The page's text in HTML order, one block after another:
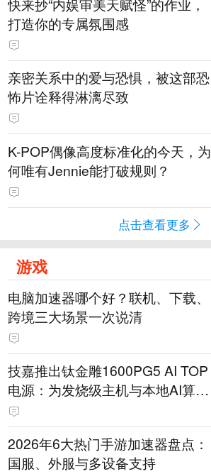
快来抄“内娱审美天赋怪”的作业，
打造你的专属氛围感
亲密关系中的爱与恐惧，被这部恐
怖片诠释得淋漓尽致
K-POP偶像高度标准化的今天，为
何唯有Jennie能打破规则？
点击查看更多
游戏
电脑加速器哪个好？联机、下载、
跨境三大场景一次说清
技嘉推出钛金雕1600PG5 AI TOP
电源：为发烧级主机与本地AI算力
打造旗舰供电方案
2026年6大热门手游加速器盘点：
国服、外服与多设备支持